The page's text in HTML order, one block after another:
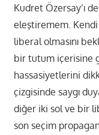
Kudret Özersay’ı
eleştiremem.
liberal olmasını
bir tutum içerisine
hassasiyetlerini
çizgisinde saygı
diğer iki sol ve bir
son seçim